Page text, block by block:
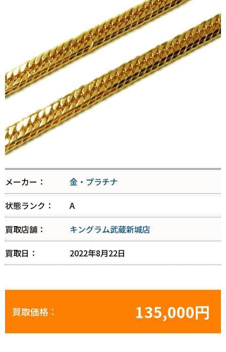
メーカー：
金・プラチナ
状態ランク：
A
買取店舗：
キングラム武蔵新城店
買取日：
2022年8月22日
買取価格： 135,000円